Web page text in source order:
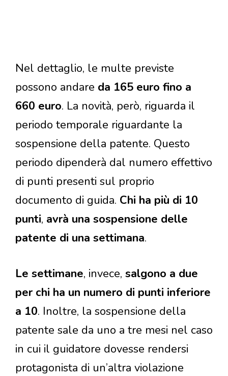
Nel dettaglio, le multe previste
possono andare da 165 euro fino a
660 euro. La novità, però, riguarda il
periodo temporale riguardante la
sospensione della patente. Questo
periodo dipenderà dal numero effettivo
di punti presenti sul proprio
documento di guida. Chi ha più di 10
punti, avrà una sospensione delle
patente di una settimana.
Le settimane, invece, salgono a due
per chi ha un numero di punti inferiore
a 10. Inoltre, la sospensione della
patente sale da uno a tre mesi nel caso
in cui il guidatore dovesse rendersi
protagonista di un’altra violazione